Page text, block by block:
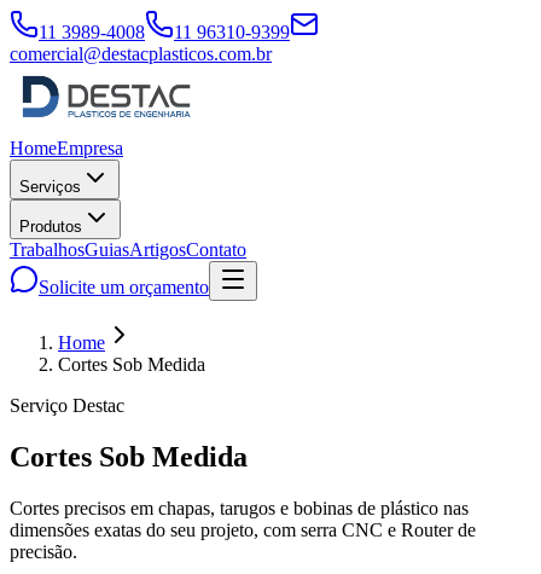
11 3989-4008
11 96310-9399
comercial@destacplasticos.com.br
HomeEmpresa
Serviços
Produtos
TrabalhosGuiasArtigosContato
Solicite um orçamento
Home
Cortes Sob Medida
Serviço Destac
Cortes Sob Medida
Cortes precisos em chapas, tarugos e bobinas de plástico nas
dimensões exatas do seu projeto, com serra CNC e Router de
precisão.